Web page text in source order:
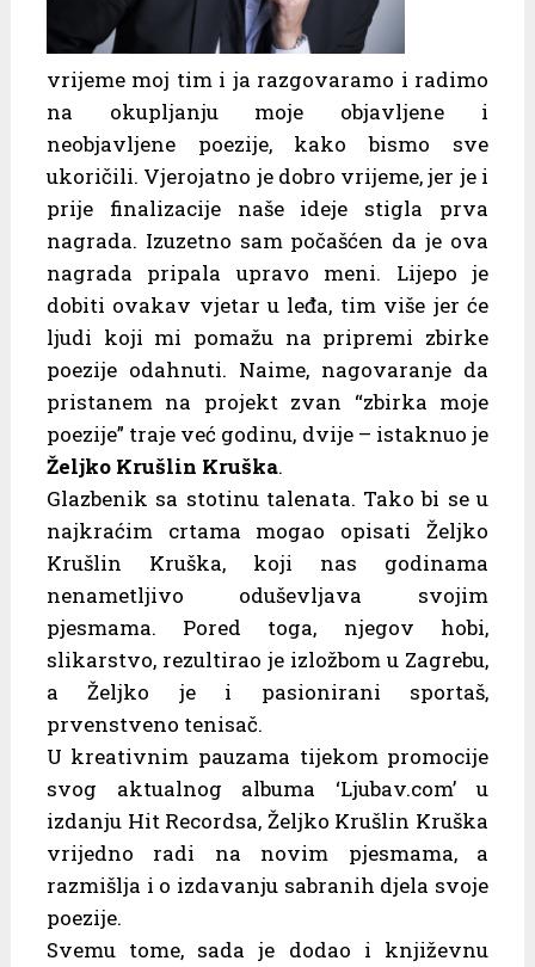
vrijeme moj tim i ja razgovaramo i radimo
na okupljanju moje objavljene i
neobjavljene poezije, kako bismo sve
ukoričili. Vjerojatno je dobro vrijeme, jer je i
prije finalizacije naše ideje stigla prva
nagrada. Izuzetno sam počašćen da je ova
nagrada pripala upravo meni. Lijepo je
dobiti ovakav vjetar u leđa, tim više jer će
ljudi koji mi pomažu na pripremi zbirke
poezije odahnuti. Naime, nagovaranje da
pristanem na projekt zvan “zbirka moje
poezije” traje već godinu, dvije – istaknuo je
Željko Krušlin Kruška.
Glazbenik sa stotinu talenata. Tako bi se u
najkraćim crtama mogao opisati Željko
Krušlin Kruška, koji nas godinama
nenametljivo oduševljava svojim
pjesmama. Pored toga, njegov hobi,
slikarstvo, rezultirao je izložbom u Zagrebu,
a Željko je i pasionirani sportaš,
prvenstveno tenisač.
U kreativnim pauzama tijekom promocije
svog aktualnog albuma ‘Ljubav.com’ u
izdanju Hit Recordsa, Željko Krušlin Kruška
vrijedno radi na novim pjesmama, a
razmišlja i o izdavanju sabranih djela svoje
poezije.
Svemu tome, sada je dodao i književnu